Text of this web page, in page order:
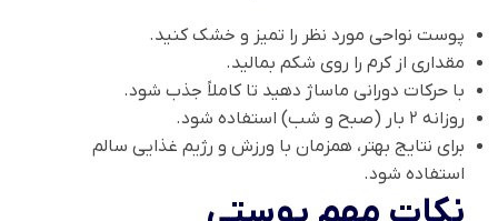
پوست نواحی مورد نظر را تمیز و خشک کنید.
مقداری از کرم را روی شکم بمالید.
با حرکات دورانی ماساژ دهید تا کاملاً جذب شود.
روزانه ۲ بار (صبح و شب) استفاده شود.
برای نتایج بهتر، همزمان با ورزش و رژیم غذایی سالم
استفاده شود.